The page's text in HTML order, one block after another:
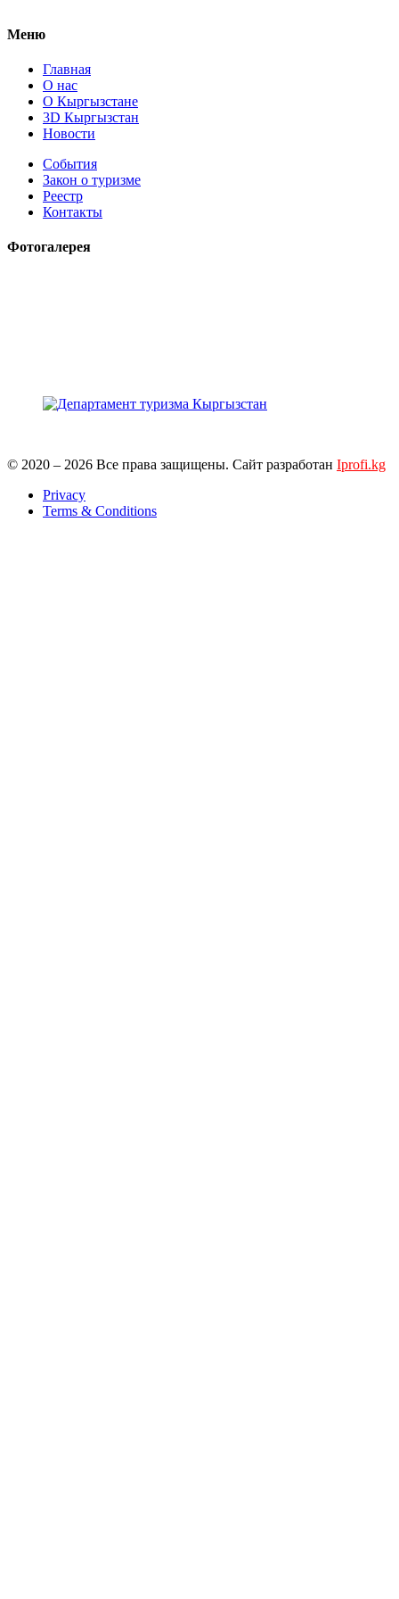
Меню
Главная
О нас
О Кыргызстане
3D Кыргызстан
Новости
События
Закон о туризме
Реестр
Контакты
Фотогалерея
© 2020 – 2026 Все права защищены. Сайт разработан Iprofi.kg
Privacy
Terms & Conditions